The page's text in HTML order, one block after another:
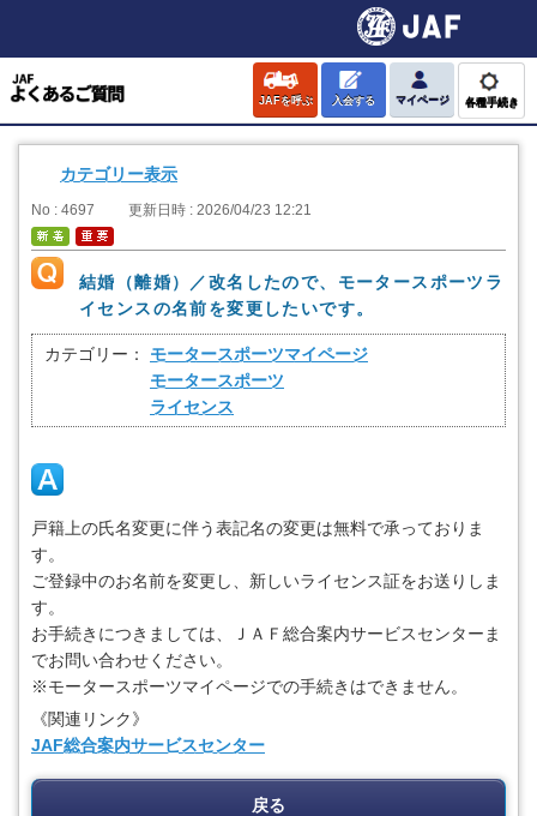
JAFを呼ぶ 入会する マイページ 各種手続き
カテゴリー表示
No : 4697 更新日時 : 2026/04/23 12:21
結婚（離婚）／改名したので、モータースポーツラ
イセンスの名前を変更したいです。
カテゴリー：
モータースポーツマイページ
モータースポーツ
ライセンス
戸籍上の氏名変更に伴う表記名の変更は無料で承っておりま
す。
ご登録中のお名前を変更し、新しいライセンス証をお送りしま
す。
お手続きにつきましては、ＪＡＦ総合案内サービスセンターま
でお問い合わせください。
※モータースポーツマイページでの手続きはできません。
《関連リンク》
JAF総合案内サービスセンター
戻る